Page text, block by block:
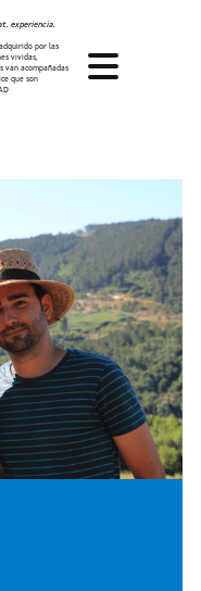
al contenido principal
experiencia.
por las
vividas,
van acompañadas
que son